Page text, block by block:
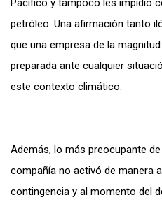
petróleo. Una afirmación tanto
que una empresa de la
preparada ante cualquier
este contexto climático.
Además, lo más preocupante
compañía no activó de manera
contingencia y al momento del